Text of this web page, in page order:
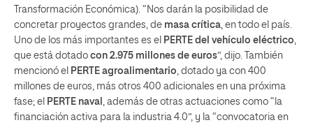
Transformación Económica). “Nos darán la posibilidad de
concretar proyectos grandes, de masa crítica , en todo el país.
Uno de los más importantes es el PERTE del vehículo eléctrico
que está dotado con 2.975 millones de euros”, dijo. También
mencionó el PERTE agroalimentario , dotado ya con 400
millones de euros, más otros 400 adicionales en una próxima
fase; el PERTE naval
, además de otras actuaciones como “la
financiación activa para la industria 4.0”, y la “convocatoria en